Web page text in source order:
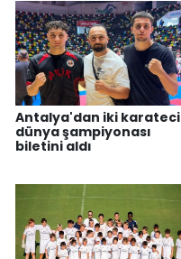
Antalya'dan iki karateci
dünya şampiyonası
biletini aldı